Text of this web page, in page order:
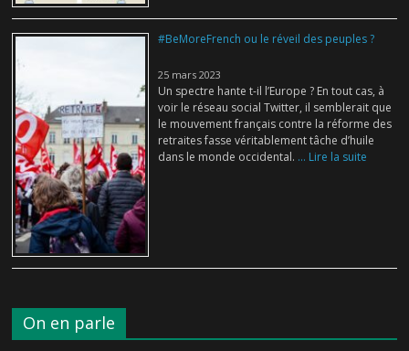
#BeMoreFrench ou le réveil des peuples ?
25 mars 2023
Un spectre hante t-il l’Europe ? En tout cas, à
voir le réseau social Twitter, il semblerait que
le mouvement français contre la réforme des
retraites fasse véritablement tâche d’huile
dans le monde occidental. ... Lire la suite
On en parle